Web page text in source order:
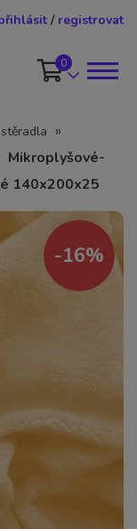
/ registrovat
0
»
Mikroplyšové-
140x200x25
-16%